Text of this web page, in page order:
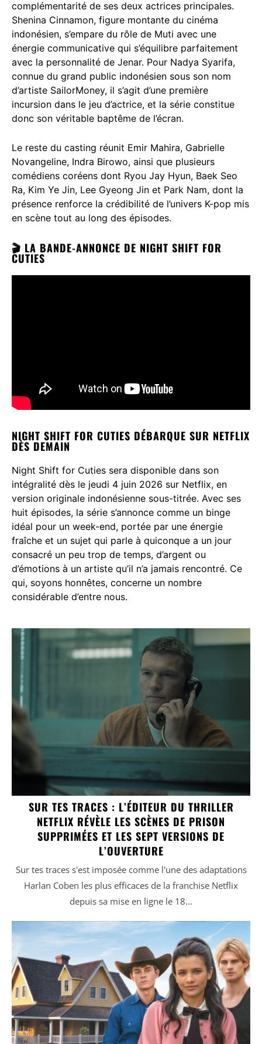
complémentarité de ses deux actrices principales.
Shenina Cinnamon, figure montante du cinéma
indonésien, s’empare du rôle de Muti avec une
énergie communicative qui s’équilibre parfaitement
avec la personnalité de Jenar. Pour Nadya Syarifa,
connue du grand public indonésien sous son nom
d’artiste SailorMoney, il s’agit d’une première
incursion dans le jeu d’actrice, et la série constitue
donc son véritable baptême de l’écran.
Le reste du casting réunit Emir Mahira, Gabrielle
Novangeline, Indra Birowo, ainsi que plusieurs
comédiens coréens dont Ryou Jay Hyun, Baek Seo
Ra, Kim Ye Jin, Lee Gyeong Jin et Park Nam, dont la
présence renforce la crédibilité de l’univers K-pop mis
en scène tout au long des épisodes.
🎬 LA BANDE-ANNONCE DE NIGHT SHIFT FOR
CUTIES
NIGHT SHIFT FOR CUTIES DÉBARQUE SUR NETFLIX
DÈS DEMAIN
Night Shift for Cuties sera disponible dans son
intégralité dès le jeudi 4 juin 2026 sur Netflix, en
version originale indonésienne sous-titrée. Avec ses
huit épisodes, la série s’annonce comme un binge
idéal pour un week-end, portée par une énergie
fraîche et un sujet qui parle à quiconque a un jour
consacré un peu trop de temps, d’argent ou
d’émotions à un artiste qu’il n’a jamais rencontré. Ce
qui, soyons honnêtes, concerne un nombre
considérable d’entre nous.
SUR TES TRACES : L’ÉDITEUR DU THRILLER
NETFLIX RÉVÈLE LES SCÈNES DE PRISON
SUPPRIMÉES ET LES SEPT VERSIONS DE
L’OUVERTURE
Sur tes traces s'est imposée comme l'une des adaptations
Harlan Coben les plus efficaces de la franchise Netflix
depuis sa mise en ligne le 18...